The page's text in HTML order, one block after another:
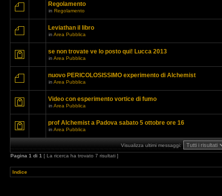
Regolamento
in Regolamento
Leviathan il libro
in Area Pubblica
se non trovate ve lo posto qui! Lucca 2013
in Area Pubblica
nuovo PERICOLOSISSIMO experimento di Alchemist
in Area Pubblica
Video con esperimento vortice di fumo
in Area Pubblica
prof Alchemist a Padova sabato 5 ottobre ore 16
in Area Pubblica
Visualizza ultimi messaggi:
Pagina 1 di 1 [ La ricerca ha trovato 7 risultati ]
Indice